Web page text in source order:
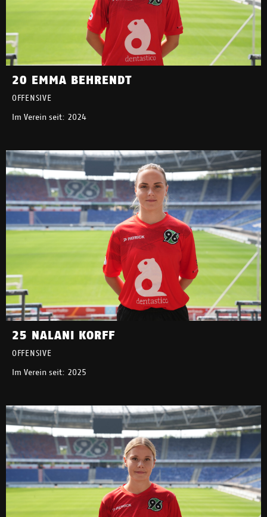
20 EMMA BEHRENDT
OFFENSIVE
Im Verein seit: 2024
25 NALANI KORFF
OFFENSIVE
Im Verein seit: 2025